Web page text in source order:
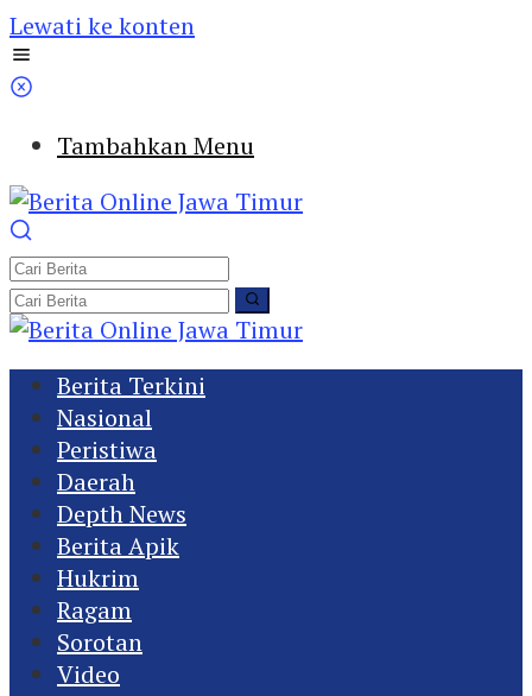
Lewati ke konten
Tambahkan Menu
Berita Terkini
Nasional
Peristiwa
Daerah
Depth News
Berita Apik
Hukrim
Ragam
Sorotan
Video